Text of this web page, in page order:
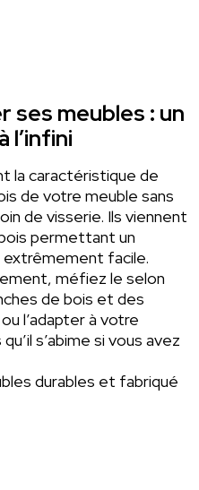
ses meubles : un
l’infini
la caractéristique de
de votre meuble sans
de visserie. Ils viennent
permettant un
facile.
méfiez le selon
de bois et des
l’adapter à votre
s’abime si vous avez
durables et fabriqué